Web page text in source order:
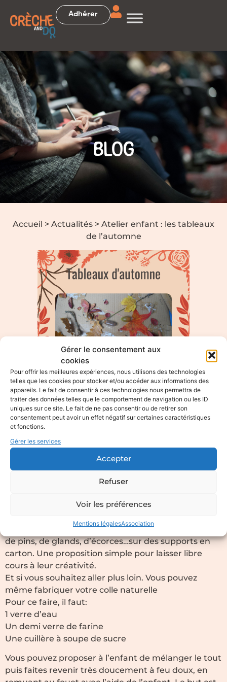
Gérer le consentement aux
cookies
Pour offrir les meilleures expériences, nous utilisons des technologies
telles que les cookies pour stocker et/ou accéder aux informations des
appareils. Le fait de consentir à ces technologies nous permettra de
traiter des données telles que le comportement de navigation ou les ID
uniques sur ce site. Le fait de ne pas consentir ou de retirer son
consentement peut avoir un effet négatif sur certaines caractéristiques
et fonctions.
Gérer les services
Accepter
Refuser
Voir les préférences
Mentions légalesAssociation
Adhérer
BLOG
Accueil > Actualités > Atelier enfant : les tableaux
de l’automne
Atelier enfant : les
tableaux de l’automne
08/11/2021
Les tableaux de l’automne
par les enfants. En leur proposant de laisser libre
feuilles d’arbres de toutes les couleurs, de pommes
de pins, de glands, d’écorces…sur des supports en
carton. Une proposition simple pour laisser libre
cours à leur créativité.
Et si vous souhaitez aller plus loin. Vous pouvez
même fabriquer votre colle naturelle
Pour ce faire, il faut:
1 verre d’eau
Un demi verre de farine
Une cuillère à soupe de sucre
Vous pouvez proposer à l’enfant de mélanger le tout
puis faites revenir très doucement à feu doux, en